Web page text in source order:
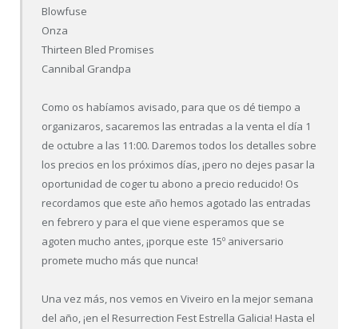
Blowfuse
Onza
Thirteen Bled Promises
Cannibal Grandpa
Como os habíamos avisado, para que os dé tiempo a
organizaros, sacaremos las entradas a la venta el día 1
de octubre a las 11:00. Daremos todos los detalles sobre
los precios en los próximos días, ¡pero no dejes pasar la
oportunidad de coger tu abono a precio reducido! Os
recordamos que este año hemos agotado las entradas
en febrero y para el que viene esperamos que se
agoten mucho antes, ¡porque este 15º aniversario
promete mucho más que nunca!
Una vez más, nos vemos en Viveiro en la mejor semana
del año, ¡en el Resurrection Fest Estrella Galicia! Hasta el